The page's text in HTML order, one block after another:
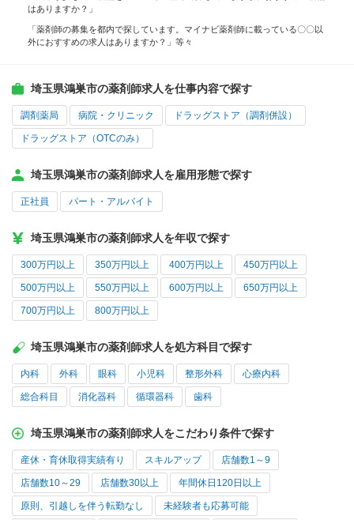
はありますか？」
「薬剤師の募集を都内で探しています。マイナビ薬剤師に載っている〇〇以
外におすすめの求人はありますか？」等々
埼玉県鴻巣市の薬剤師求人を仕事内容で探す
調剤薬局 病院・クリニック ドラッグストア（調剤併設）
ドラッグストア（OTCのみ）
埼玉県鴻巣市の薬剤師求人を雇用形態で探す
正社員 パート・アルバイト
埼玉県鴻巣市の薬剤師求人を年収で探す
300万円以上 350万円以上 400万円以上 450万円以上
500万円以上 550万円以上 600万円以上 650万円以上
700万円以上 800万円以上
埼玉県鴻巣市の薬剤師求人を処方科目で探す
内科 外科 眼科 小児科 整形外科 心療内科
総合科目 消化器科 循環器科 歯科
埼玉県鴻巣市の薬剤師求人をこだわり条件で探す
産休・育休取得実績有り スキルアップ 店舗数1～9
店舗数10～29 店舗数30以上 年間休日120日以上
原則、引越しを伴う転勤なし 未経験者も応募可能